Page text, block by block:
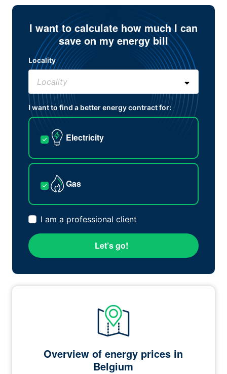
I want to calculate how much I can
save on my energy bill
Locality
I want to find a better energy contract for:
Electricity
Gas
I am a professional client
Let’s go!
Overview of energy prices in
Belgium